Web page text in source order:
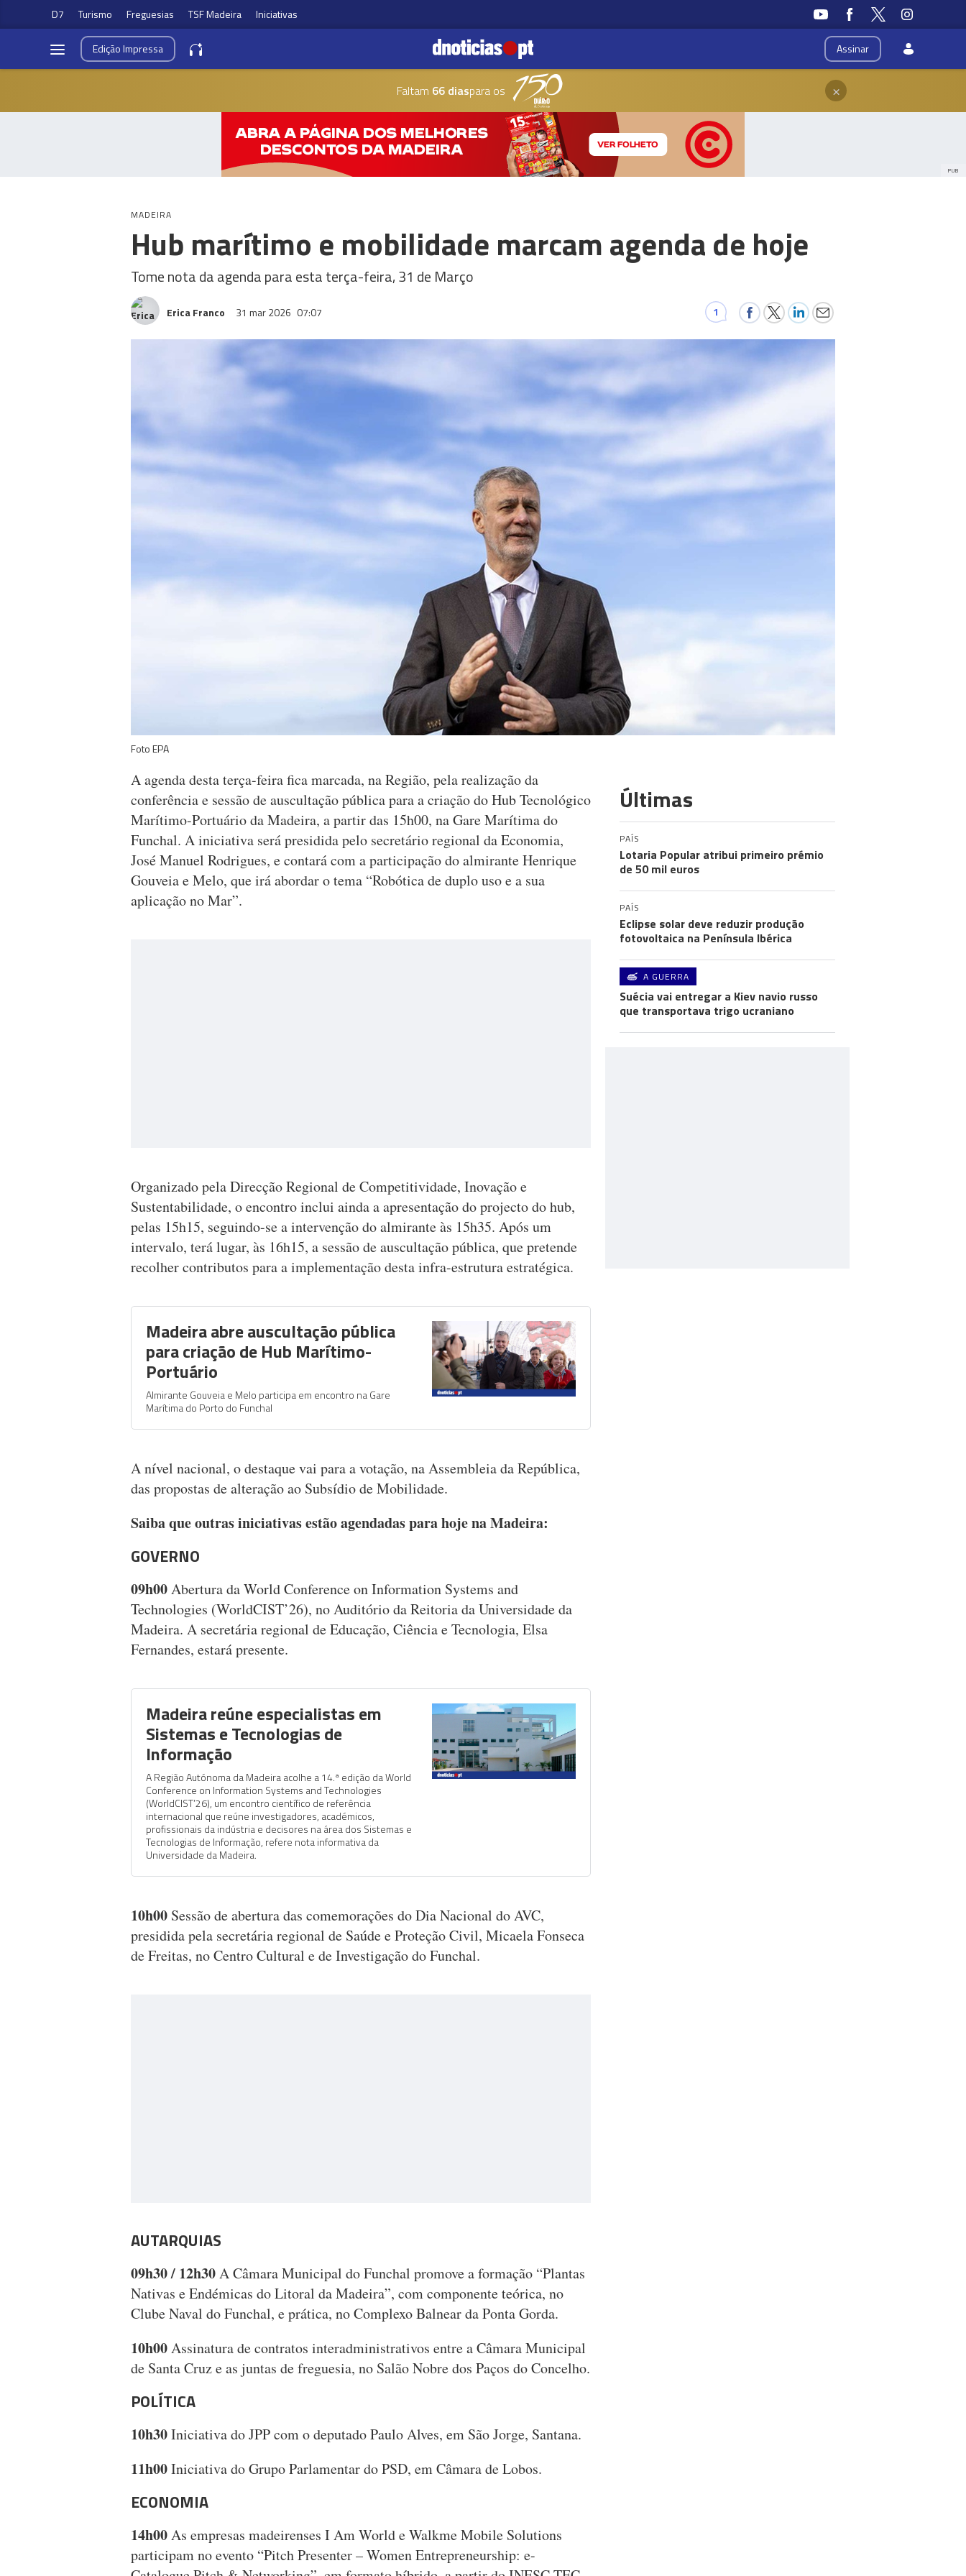
D7 Turismo Freguesias TSF Madeira Iniciativas
Assinar
EdiçãoImpressa
Faltam 66 diaspara os ×
PUB
MADEIRA
Hub marítimo e mobilidade marcam agenda de hoje
Tome nota da agenda para esta terça-feira, 31 de Março
Erica Franco 31 mar 2026 07:07 1
Foto EPA
A agenda desta terça-feira fica marcada, na Região, pela realização da
conferência e sessão de auscultação pública para a criação do Hub Tecnológico
Marítimo-Portuário da Madeira, a partir das 15h00, na Gare Marítima do
Funchal. A iniciativa será presidida pelo secretário regional da Economia,
José Manuel Rodrigues, e contará com a participação do almirante Henrique
Gouveia e Melo, que irá abordar o tema “Robótica de duplo uso e a sua
aplicação no Mar”.
Organizado pela Direcção Regional de Competitividade, Inovação e
Sustentabilidade, o encontro inclui ainda a apresentação do projecto do hub,
pelas 15h15, seguindo-se a intervenção do almirante às 15h35. Após um
intervalo, terá lugar, às 16h15, a sessão de auscultação pública, que pretende
recolher contributos para a implementação desta infra-estrutura estratégica.
Madeira abre auscultação pública
para criação de Hub Marítimo-
Portuário
Almirante Gouveia e Melo participa em encontro na Gare
Marítima do Porto do Funchal
A nível nacional, o destaque vai para a votação, na Assembleia da República,
das propostas de alteração ao Subsídio de Mobilidade.
Saiba que outras iniciativas estão agendadas para hoje na Madeira:
GOVERNO
09h00Abertura da World Conference on Information Systems and
Technologies (WorldCIST’26), no Auditório da Reitoria da Universidade da
Madeira. A secretária regional de Educação, Ciência e Tecnologia, Elsa
Fernandes, estará presente.
Madeira reúne especialistas em
Sistemas e Tecnologias de
Informação
A Região Autónoma da Madeira acolhe a 14.ª edição da World
Conference on Information Systems and Technologies
(WorldCIST’26), um encontro científico de referência
internacional que reúne investigadores, académicos,
profissionais da indústria e decisores na área dos Sistemas e
Tecnologias de Informação, refere nota informativa da
Universidade da Madeira.
10h00 Sessão de abertura das comemorações do Dia Nacional do AVC,
presidida pela secretária regional de Saúde e Proteção Civil, Micaela Fonseca
de Freitas, no Centro Cultural e de Investigação do Funchal.
AUTARQUIAS
09h30 / 12h30A Câmara Municipal do Funchal promove a formação “Plantas
Nativas e Endémicas do Litoral da Madeira”, com componente teórica, no
Clube Naval do Funchal, e prática, no Complexo Balnear da Ponta Gorda.
10h00Assinatura de contratos interadministrativos entre a Câmara Municipal
de Santa Cruz e as juntas de freguesia, no Salão Nobre dos Paços do Concelho.
POLÍTICA
10h30Iniciativa do JPP com o deputado Paulo Alves, em São Jorge, Santana.
11h00Iniciativa do Grupo Parlamentar do PSD, em Câmara de Lobos.
ECONOMIA
14h00As empresas madeirenses I Am World e Walkme Mobile Solutions
participam no evento “Pitch Presenter – Women Entrepreneurship: e-
Últimas
PAÍS
Lotaria Popular atribui primeiro prémio
de 50 mil euros
PAÍS
Eclipse solar deve reduzir produção
fotovoltaica na Península Ibérica
A GUERRA
Suécia vai entregar a Kiev navio russo
que transportava trigo ucraniano